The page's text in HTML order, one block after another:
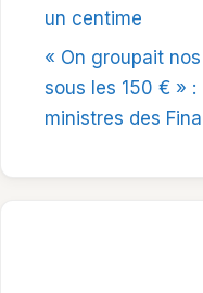
un centime
« On groupait
sous les 150 € » :
ministres des